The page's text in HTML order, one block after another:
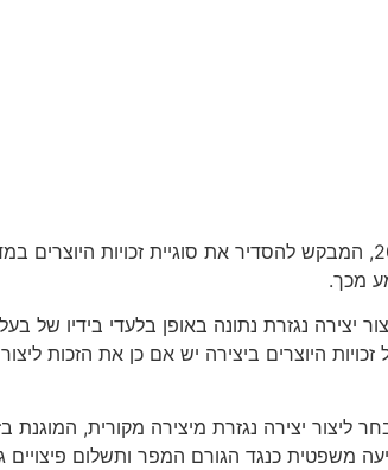
מסיבה זו, חוק זכויות יוצרים 2007, המבקש להסדיר את
מכך.
יצירה נגזרת נתונה באופן בלעדי בידיו של
היוצרים ביצירה יש אם כן את הזכות
ליצור יצירה נגזרת מיצירה מקורית, המוגנת
משפטית כנגד הגורם המפר ותשלום פיצויים